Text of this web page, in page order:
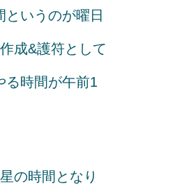
いうのが曜日
成&護符として
る時間が午前1
の時間となり